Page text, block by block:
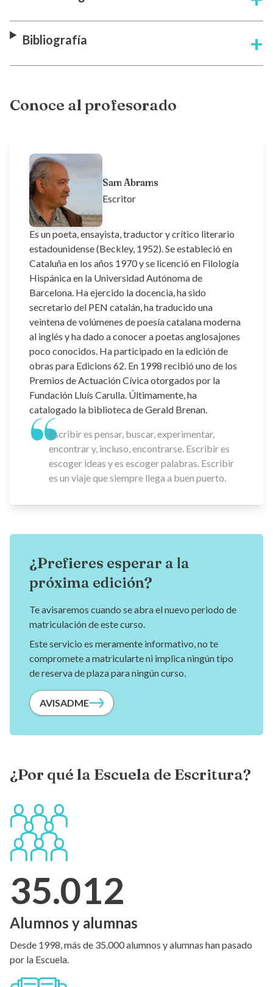
Bibliografía
Conoce al profesorado
Sam Abrams
Escritor
Es un poeta, ensayista, traductor y crítico literario
estadounidense (Beckley, 1952). Se estableció en
Cataluña en los años 1970 y se licenció en Filología
Hispánica en la Universidad Autónoma de
Barcelona. Ha ejercido la docencia, ha sido
secretario del PEN catalán, ha traducido una
veintena de volúmenes de poesía catalana moderna
al inglés y ha dado a conocer a poetas anglosajones
poco conocidos. Ha participado en la edición de
obras para Edicions 62. En 1998 recibió uno de los
Premios de Actuación Cívica otorgados por la
Fundación Lluís Carulla. Últimamente, ha
catalogado la biblioteca de Gerald Brenan.
Escribir es pensar, buscar, experimentar,
encontrar y, incluso, encontrarse. Escribir es
escoger ideas y es escoger palabras. Escribir
es un viaje que siempre llega a buen puerto.
¿Prefieres esperar a la
próxima edición?
Te avisaremos cuando se abra el nuevo periodo de
matriculación de este curso.
Este servicio es meramente informativo, no te
compromete a matricularte ni implica ningún tipo
de reserva de plaza para ningún curso.
AVISADME
¿Por qué la Escuela de Escritura?
35.012
Alumnos y alumnas
Desde 1998, más de 35.000 alumnos y alumnas han pasado
por la Escuela.